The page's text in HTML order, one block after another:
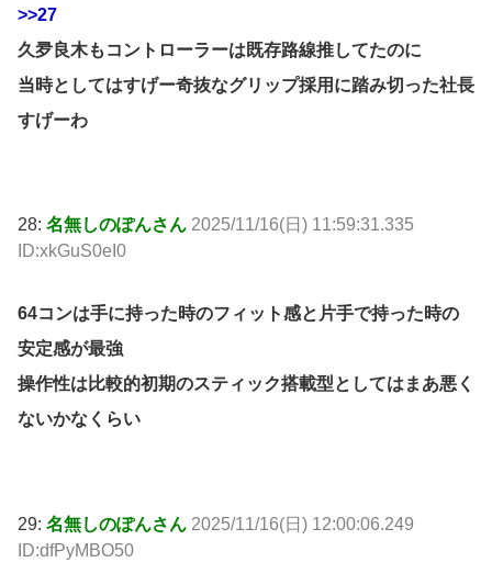
>>27
久夛良木もコントローラーは既存路線推してたのに
当時としてはすげー奇抜なグリップ採用に踏み切った社長
すげーわ
28: 名無しのぽんさん 2025/11/16(日) 11:59:31.335
ID:xkGuS0eI0
64コンは手に持った時のフィット感と片手で持った時の
安定感が最強
操作性は比較的初期のスティック搭載型としてはまあ悪く
ないかなくらい
29: 名無しのぽんさん 2025/11/16(日) 12:00:06.249
ID:dfPyMBO50